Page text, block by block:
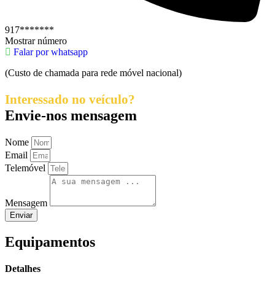
917*******
Mostrar número
Falar por whatsapp
(Custo de chamada para rede móvel nacional)
Interessado no veículo?
Envie-nos mensagem
Nome
Email
Telemóvel
Mensagem
Enviar
Equipamentos
Detalhes